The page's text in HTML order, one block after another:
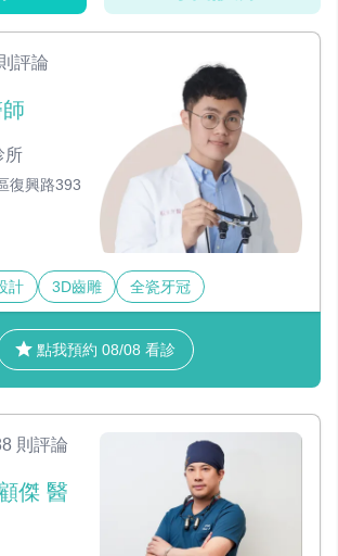
評論
所
復興路393
計 3D齒雕 全瓷牙冠
點我預約 08/08 看診
則評論
傑 醫